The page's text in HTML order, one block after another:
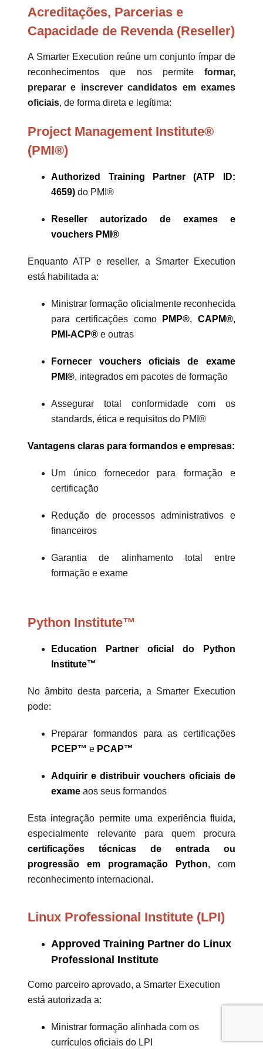
Acreditações, Parcerias e
Capacidade de Revenda (Reseller)
A Smarter Execution reúne um conjunto ímpar de
reconhecimentos que nos permite formar,
preparar e inscrever candidatos em exames
oficiais, de forma direta e legítima:
Project Management Institute®
(PMI®)
Authorized Training Partner (ATP ID:
4659) do PMI®
Reseller autorizado de exames e
vouchers PMI®
Enquanto ATP e reseller, a Smarter Execution
está habilitada a:
Ministrar formação oficialmente reconhecida
para certificações como
PMP®, CAPM®,
PMI-ACP® e outras
Fornecer vouchers oficiais de exame
PMI®, integrados em pacotes de formação
Assegurar total conformidade com os
standards, ética e requisitos do PMI®
Vantagens claras para formandos e empresas:
Um único fornecedor para formação e
certificação
Redução de processos administrativos e
financeiros
Garantia de alinhamento total entre
formação e exame
Python Institute™
Education Partner oficial do Python
Institute™
No âmbito desta parceria, a Smarter Execution
pode:
Preparar formandos para as certificações
PCEP™ e PCAP™
Adquirir e distribuir vouchers oficiais de
exame aos seus formandos
Esta integração permite uma experiência fluida,
especialmente relevante para quem procura
certificações técnicas de entrada ou
progressão em programação Python, com
reconhecimento internacional.
Linux Professional Institute (LPI)
Approved Training Partner do Linux
Professional Institute
Como parceiro aprovado, a Smarter Execution
está autorizada a:
Ministrar formação alinhada com os
currículos oficiais do LPI